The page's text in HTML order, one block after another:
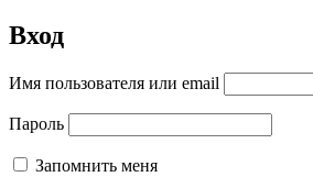
Вход
Имя пользователя или email
Пароль
Запомнить меня